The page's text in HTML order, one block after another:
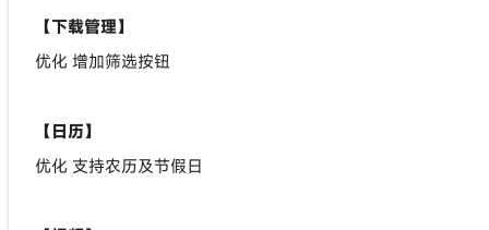
【下载管理】
优化 增加筛选按钮
【日历】
优化 支持农历及节假日